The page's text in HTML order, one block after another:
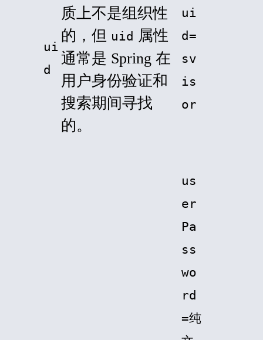
ui
d
质上不是组织性
的，但 uid
属性
通常是 Spring 在
用户身份验证和
搜索期间寻找
的。
ui
d=
sv
is
or
us
er
Pa
ss
wo
rd
=纯